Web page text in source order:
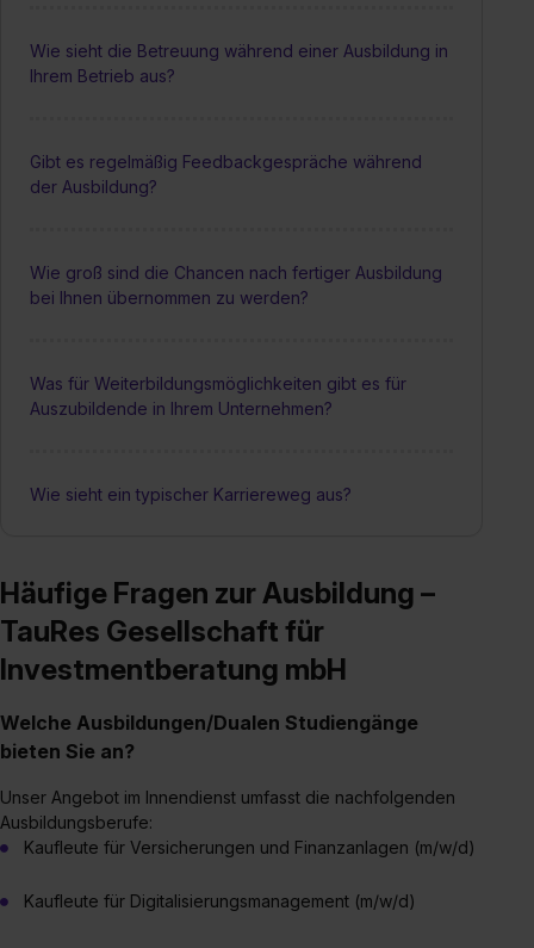
Wie sieht die Betreuung während einer Ausbildung in
Ihrem Betrieb aus?
Gibt es regelmäßig Feedbackgespräche während
der Ausbildung?
Wie groß sind die Chancen nach fertiger Ausbildung
bei Ihnen übernommen zu werden?
Was für Weiterbildungsmöglichkeiten gibt es für
Auszubildende in Ihrem Unternehmen?
Wie sieht ein typischer Karriereweg aus?
Häufige Fragen zur Ausbildung –
TauRes Gesellschaft für
Investmentberatung mbH
Welche Ausbildungen/Dualen Studiengänge
bieten Sie an?
Unser Angebot im Innendienst umfasst die nachfolgenden
Ausbildungsberufe:
Kaufleute für Versicherungen und Finanzanlagen (m/w/d)
Kaufleute für Digitalisierungsmanagement (m/w/d)